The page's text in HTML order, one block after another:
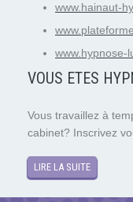
www.hainaut-
www.hypnose-
VOUS ETES
Vous travaillez à
cabinet? Inscrivez
LIRE LA SUITE